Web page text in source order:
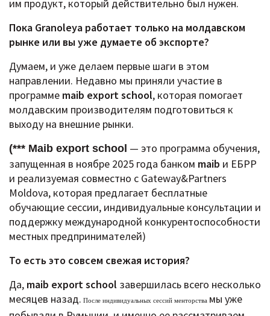
им продукт, который действительно был нужен.
Пока Granoleya работает только на молдавском
рынке или вы уже думаете об экспорте?
Думаем, и уже делаем первые шаги в этом
направлении. Недавно мы приняли участие в
программе maib export school, которая помогает
молдавским производителям подготовиться к
выходу на внешние рынки.
(*** Maib export school — это программа обучения,
запущенная в ноябре 2025 года банком maib и ЕБРР
и реализуемая совместно с Gateway&Partners
Moldova, которая предлагает бесплатные
обучающие сессии, индивидуальные консультации и
поддержку международной конкурентоспособности
местных предпринимателей)
То есть это совсем свежая история?
Да, maib export school завершилась всего несколько
месяцев назад. После индивидуальных сессий менторства мы уже